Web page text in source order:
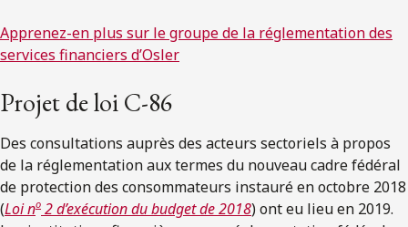
Apprenez-en plus sur le groupe de la réglementation des
services financiers d’Osler
Projet de loi C-86
Des consultations auprès des acteurs sectoriels à propos
de la réglementation aux termes du nouveau cadre fédéral
de protection des consommateurs instauré en octobre 2018
(Loi no 2 d’exécution du budget de 2018) ont eu lieu en 2019.